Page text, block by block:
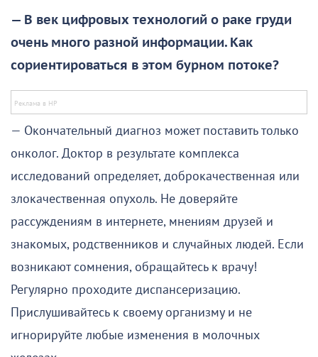
— В век цифровых технологий о раке груди
очень много разной информации. Как
сориентироваться в этом бурном потоке?
— Окончательный диагноз может поставить только
онколог. Доктор в результате комплекса
исследований определяет, доброкачественная или
злокачественная опухоль. Не доверяйте
рассуждениям в интернете, мнениям друзей и
знакомых, родственников и случайных людей. Если
возникают сомнения, обращайтесь к врачу!
Регулярно проходите диспансеризацию.
Прислушивайтесь к своему организму и не
игнорируйте любые изменения в молочных